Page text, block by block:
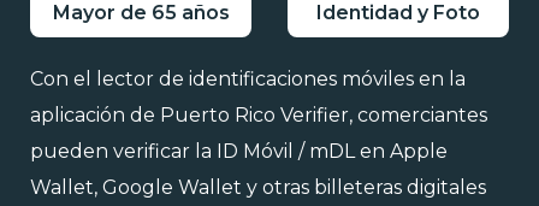
Mayor de 65 años Identidad y Foto
Con el lector de identificaciones móviles en la
aplicación de Puerto Rico Verifier, comerciantes
pueden verificar la ID Móvil / mDL en Apple
Wallet, Google Wallet y otras billeteras digitales